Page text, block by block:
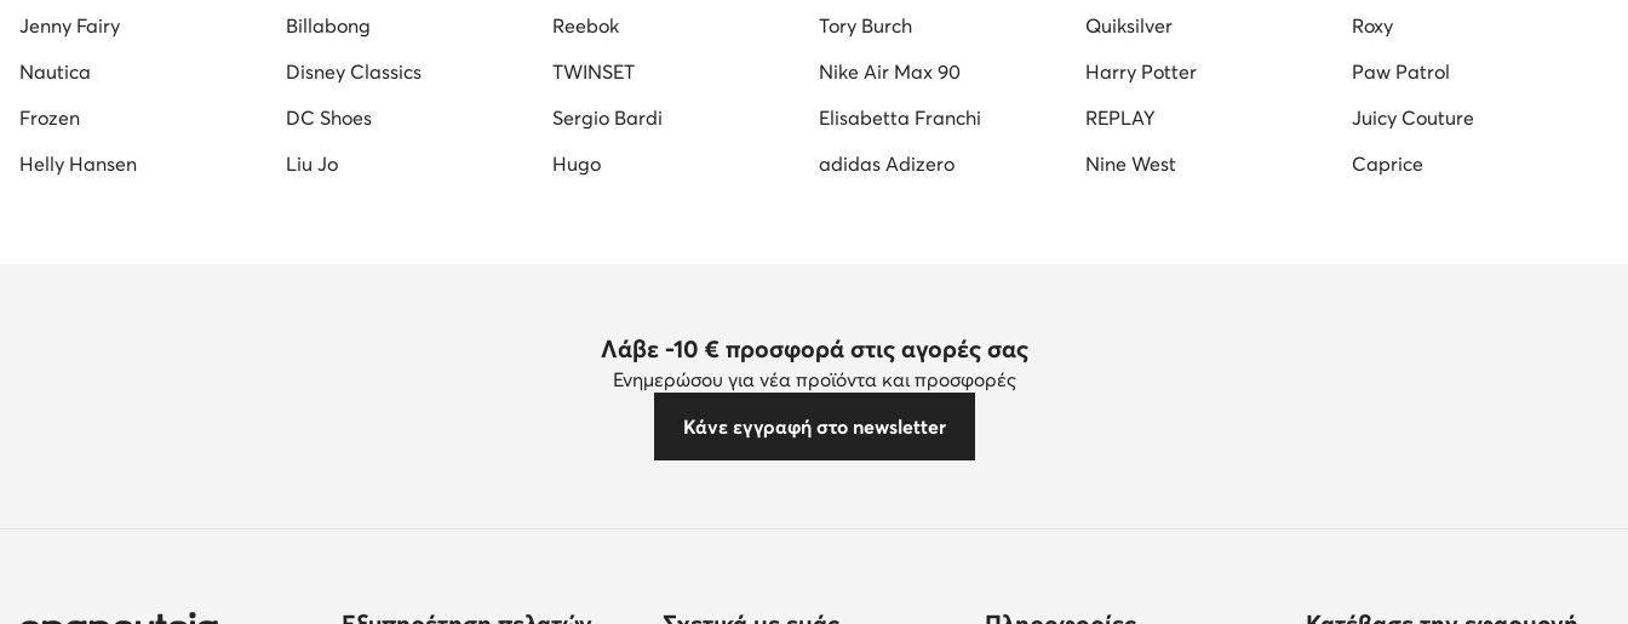
Λευκά Αθλητικά για Αγόρια Παιδικά Μποτάκια για Κορίτσια
Jenny Fairy Billabong Reebok Tory Burch Quiksilver
Roxy
Nautica
Disney Classics TWINSET Nike Air Max 90 Harry Potter
Paw Patrol
Frozen
DC Shoes Sergio Bardi Elisabetta Franchi REPLAY
Juicy Couture
Helly Hansen
Liu Jo Hugo adidas Adizero Nine West Caprice
Λάβε -10 € προσφορά στις αγορές σας
Ενημερώσου για νέα προϊόντα και προσφορές
Κάνε εγγραφή στο newsletter